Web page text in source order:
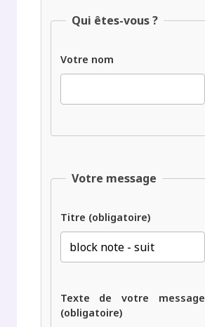
Qui êtes-vous ?
Votre nom
Votre message
Titre (obligatoire)
Texte de votre message
(obligatoire)